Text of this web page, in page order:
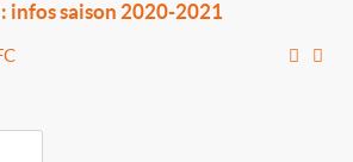
infos saison 2020-2021